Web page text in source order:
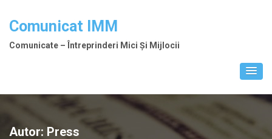
Comunicat IMM
Comunicate – Întreprinderi Mici Și Mijlocii
Autor: Press